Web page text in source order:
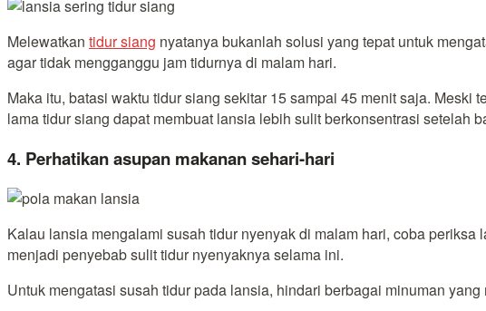
Melewatkan tidur siang nyatanya bukanlah solusi yang tepat untuk
agar tidak mengganggu jam tidurnya di malam hari.
Maka itu, batasi waktu tidur siang sekitar 15 sampai 45 menit saja.
lama tidur siang dapat membuat lansia lebih sulit berkonsentrasi setelah
4. Perhatikan asupan makanan sehari-hari
Kalau lansia mengalami susah tidur nyenyak di malam hari, coba
menjadi penyebab sulit tidur nyenyaknya selama ini.
Untuk mengatasi susah tidur pada lansia, hindari berbagai minuman